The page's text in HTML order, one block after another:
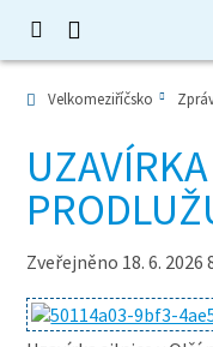
Velkomeziříčsko
Zveřejněno 18. 6. 2026